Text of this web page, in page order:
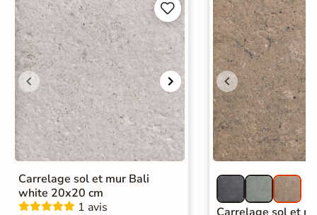


Carrelage sol et mur Bali
white 20x20 cm
1 avis
Carrelage sol et